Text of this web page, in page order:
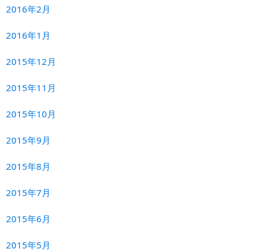
2016年2月
2016年1月
2015年12月
2015年11月
2015年10月
2015年9月
2015年8月
2015年7月
2015年6月
2015年5月